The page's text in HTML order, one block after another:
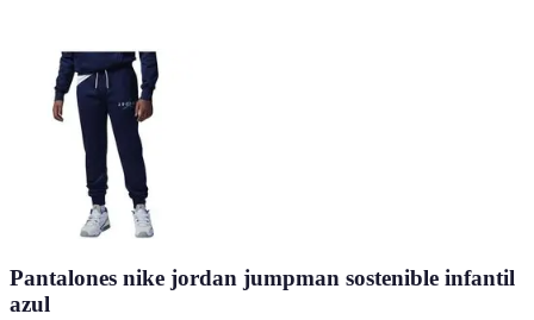
Pantalones nike jordan jumpman sostenible infantil
azul